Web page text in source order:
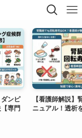
ンピ
専門
【看護師解説】
ニュアル！透析